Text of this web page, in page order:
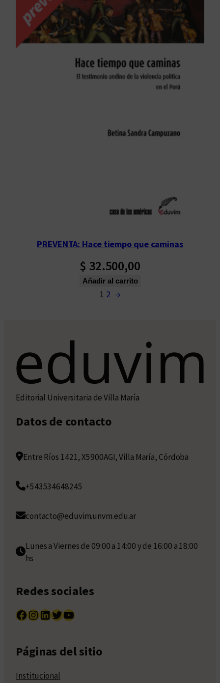
PREVENTA: Hace tiempo que caminas
$ 32.500,00
Añadir al carrito
1 2 →
Editorial Universitaria de Villa María
Datos de contacto
Entre Ríos 1421, X5900AGI, Villa María, Córdoba
+543534648245
contacto@eduvim.unvm.edu.ar
Lunes a Viernes de 09:00 a 14:00 y de 16:00 a 18:00
hs
Redes sociales
Facebook InstagramLinkedIn Twitter YouTube
Páginas del sitio
Institucional